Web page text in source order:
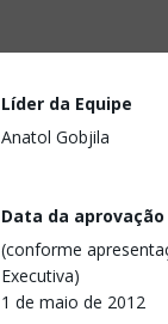
Líder da Equipe
Anatol Gobjila
Data da aprovação
(conforme
Executiva)
1 de maio de 2012